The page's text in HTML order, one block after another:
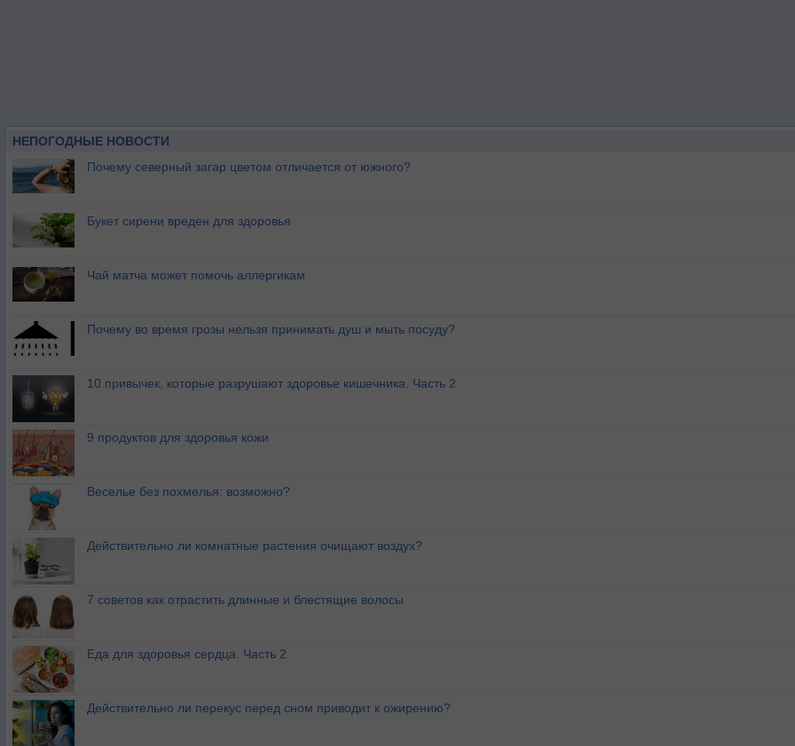
НЕПОГОДНЫЕ НОВОСТИ
Почему северный загар цветом отличается от южного?
Букет сирени вреден для здоровья
Чай матча может помочь аллергикам
Почему во время грозы нельзя принимать душ и мыть посуду?
10 привычек, которые разрушают здоровье кишечника. Часть 2
9 продуктов для здоровья кожи
Веселье без похмелья: возможно?
Действительно ли комнатные растения очищают воздух?
7 советов как отрастить длинные и блестящие волосы
Еда для здоровья сердца. Часть 2
Действительно ли перекус перед сном приводит к ожирению?